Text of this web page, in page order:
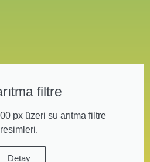
filtre
px üzeri su arıtma filtre
resimleri.
Detay